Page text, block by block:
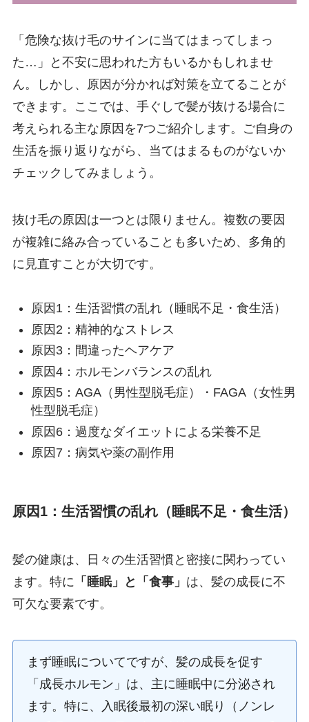
「危険な抜け毛のサインに当てはまってしまっ
た…」と不安に思われた方もいるかもしれませ
ん。しかし、原因が分かれば対策を立てることが
できます。ここでは、手ぐしで髪が抜ける場合に
考えられる主な原因を7つご紹介します。ご自身の
生活を振り返りながら、当てはまるものがないか
チェックしてみましょう。
抜け毛の原因は一つとは限りません。複数の要因
が複雑に絡み合っていることも多いため、多角的
に見直すことが大切です。
原因1：生活習慣の乱れ（睡眠不足・食生活）
原因2：精神的なストレス
原因3：間違ったヘアケア
原因4：ホルモンバランスの乱れ
原因5：AGA（男性型脱毛症）・FAGA（女性男
性型脱毛症）
原因6：過度なダイエットによる栄養不足
原因7：病気や薬の副作用
原因1：生活習慣の乱れ（睡眠不足・食生活）
髪の健康は、日々の生活習慣と密接に関わってい
ます。特に 「睡眠」と「食事」 は、髪の成長に不
可欠な要素です。
まず睡眠についてですが、髪の成長を促す
「成長ホルモン」は、主に睡眠中に分泌され
ます。特に、入眠後最初の深い眠り（ノンレ